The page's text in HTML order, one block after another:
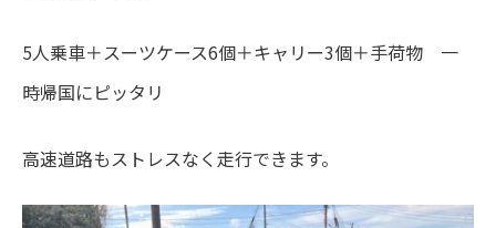
5人乗車＋スーツケース6個＋キャリー3個＋手荷物 一
時帰国にピッタリ
高速道路もストレスなく走行できます。